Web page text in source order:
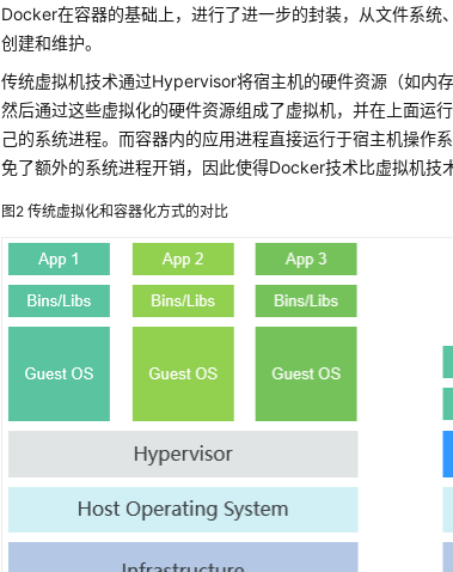
Docker在容器的基础上，进行了进一步的封装，从文件系统
创建和维护。
传统虚拟机技术通过Hypervisor将宿主机的硬件资源（如内
然后通过这些虚拟化的硬件资源组成了虚拟机，并在上面运
己的系统进程。而容器内的应用进程直接运行于宿主机操作
免了额外的系统进程开销，因此使得Docker技术比虚拟机技
图2传统虚拟化和容器化方式的对比